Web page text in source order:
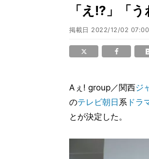
「え!?」「う
掲載日 2022/12/02 07:00
Aぇ! group／関西ジ
のテレビ朝日 系 ドラ
とが決定した。